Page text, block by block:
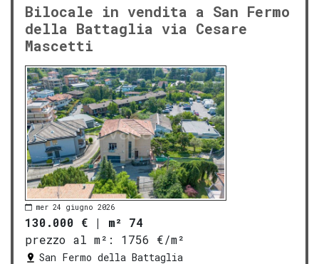
Bilocale in vendita a San Fermo
della Battaglia via Cesare
Mascetti
mer 24 giugno 2026
130.000 € | m² 74
prezzo al m²:
1756 €/m²
San Fermo della Battaglia